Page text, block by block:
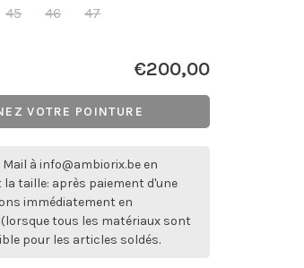
45 46 47
€200,00
VOTRE POINTURE
Mail àinfo@ambiorix.be en
taille: après paiement d'une
immédiatement en
tous les matériaux sont
pour les articles soldés.